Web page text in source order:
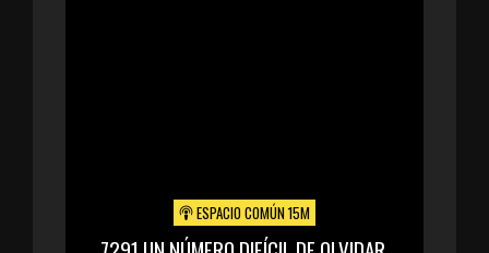
ESPACIO COMÚN 15M